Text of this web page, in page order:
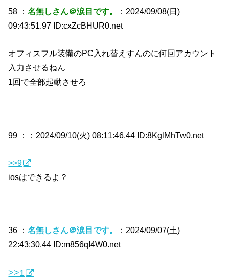
58 ：名無しさん＠涙目です。
：2024/09/08(日)
09:43:51.97 ID:cxZcBHUR0.net
オフィスフル装備のPC入れ替えすんのに何回アカウント
入力させるねん
1回で全部起動させろ
99 ： ：2024/09/10(火) 08:11:46.44 ID:8KglMhTw0.net
>>9
iosはできるよ？
36 ：名無しさん＠涙目です。
：2024/09/07(土)
22:43:30.44 ID:m856qI4W0.net
>>1